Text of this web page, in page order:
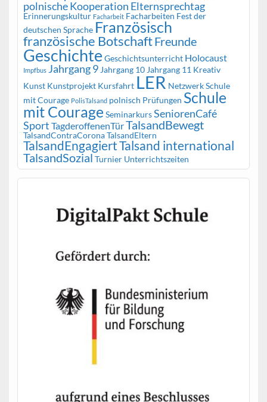
polnische Kooperation Elternsprechtag
Erinnerungskultur Facharbeit Facharbeiten Fest der
deutschen Sprache Französisch
französische BotschaftFreunde
Geschichte Geschichtsunterricht Holocaust
Impfbus Jahrgang 9 Jahrgang 10 Jahrgang 11 Kreativ
Kunst Kunstprojekt Kursfahrt LER Netzwerk Schule
mit Courage PolisTalsand polnisch Prüfungen Schule
mit Courage SeminarkursSeniorenCafé
Sport TagderoffenenTürTalsandBewegt
TalsandContraCoronaTalsandEltern
TalsandEngagiertTalsand international
TalsandSozial Turnier Unterrichtszeiten